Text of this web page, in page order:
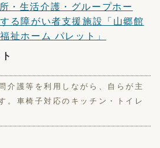
介護等を利用しながら、自らが主
。車椅子対応のキッチン・トイレ